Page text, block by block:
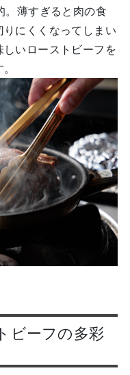
。薄すぎると肉の食
にくくなってしまい
いローストビーフを
ビーフの多彩